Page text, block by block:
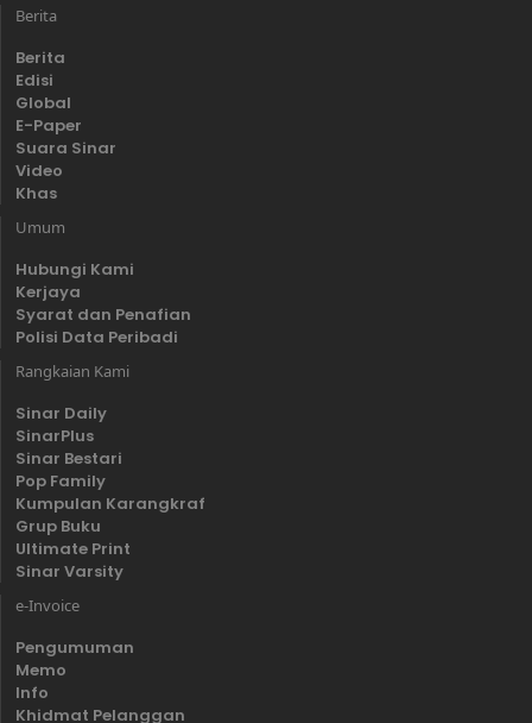
Berita
Berita
Edisi
Global
E-Paper
Suara Sinar
Video
Khas
Umum
Hubungi Kami
Kerjaya
Syarat dan Penafian
Polisi Data Peribadi
Rangkaian Kami
Sinar Daily
SinarPlus
Sinar Bestari
Pop Family
Kumpulan Karangkraf
Grup Buku
Ultimate Print
Sinar Varsity
e-Invoice
Pengumuman
Memo
Info
Khidmat Pelanggan